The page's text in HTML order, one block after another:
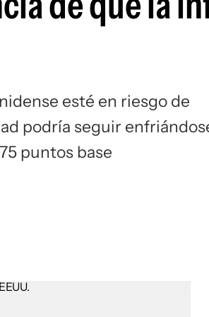
esté en riesgo de
podría seguir
puntos base